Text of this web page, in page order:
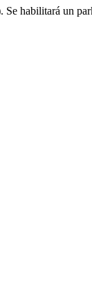
habilitará un